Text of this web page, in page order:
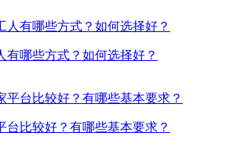
有哪些方式？如何选择好？
台比较好？有哪些基本要求？